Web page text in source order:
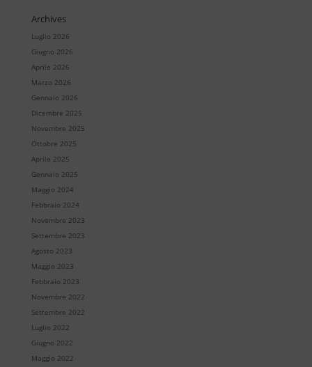
Archives
Luglio 2026
Giugno 2026
Aprile 2026
Marzo 2026
Gennaio 2026
Dicembre 2025
Novembre 2025
Ottobre 2025
Aprile 2025
Gennaio 2025
Maggio 2024
Febbraio 2024
Novembre 2023
Settembre 2023
Agosto 2023
Maggio 2023
Febbraio 2023
Novembre 2022
Settembre 2022
Luglio 2022
Giugno 2022
Maggio 2022